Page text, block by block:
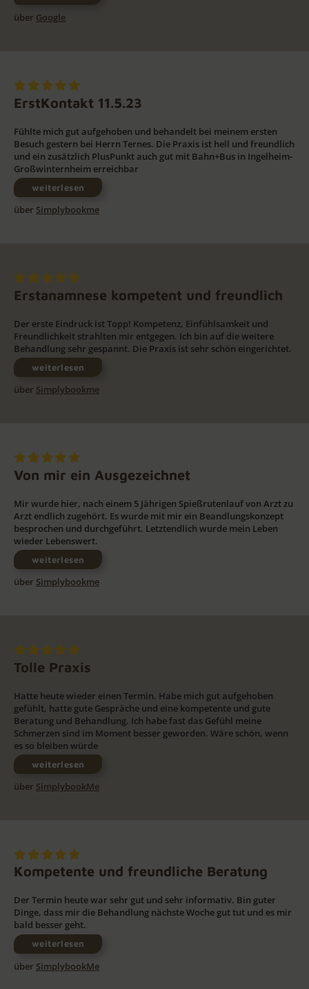
über Google
ErstKontakt 11.5.23
Fühlte mich gut aufgehoben und behandelt bei meinem ersten
Besuch gestern bei Herrn Ternes. Die Praxis ist hell und freundlich
und ein zusätzlich PlusPunkt auch gut mit Bahn+Bus in Ingelheim-
Großwinternheim erreichbar
weiterlesen
über Simplybookme
Erstanamnese kompetent und freundlich
Der erste Eindruck ist Topp! Kompetenz, Einfühlsamkeit und
Freundlichkeit strahlten mir entgegen. Ich bin auf die weitere
Behandlung sehr gespannt. Die Praxis ist sehr schön eingerichtet.
weiterlesen
über Simplybookme
Von mir ein Ausgezeichnet
Mir wurde hier, nach einem 5 Jährigen Spießrutenlauf von Arzt zu
Arzt endlich zugehört. Es wurde mit mir ein Beandlungskonzept
besprochen und durchgeführt. Letztendlich wurde mein Leben
wieder Lebenswert.
weiterlesen
über Simplybookme
Tolle Praxis
Hatte heute wieder einen Termin. Habe mich gut aufgehoben
gefühlt, hatte gute Gespräche und eine kompetente und gute
Beratung und Behandlung. Ich habe fast das Gefühl meine
Schmerzen sind im Moment besser geworden. Wäre schön, wenn
es so bleiben würde
weiterlesen
über SimplybookMe
Kompetente und freundliche Beratung
Der Termin heute war sehr gut und sehr informativ. Bin guter
Dinge, dass mir die Behandlung nächste Woche gut tut und es mir
bald besser geht.
weiterlesen
über SimplybookMe